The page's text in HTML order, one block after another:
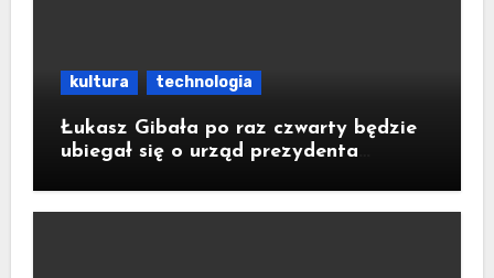
kultura technologia
Łukasz Gibała po raz czwarty będzie
ubiegał się o urząd prezydenta